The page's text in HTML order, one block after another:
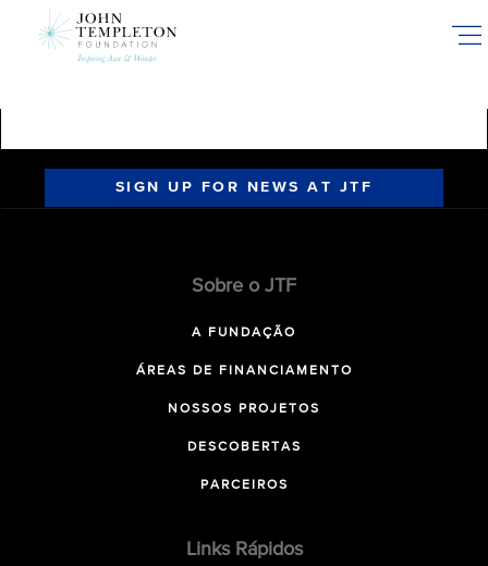
SIGN UP FOR NEWS AT JTF
Sobre o JTF
A FUNDAÇÃO
ÁREAS DE FINANCIAMENTO
NOSSOS PROJETOS
DESCOBERTAS
PARCEIROS
Links Rápidos